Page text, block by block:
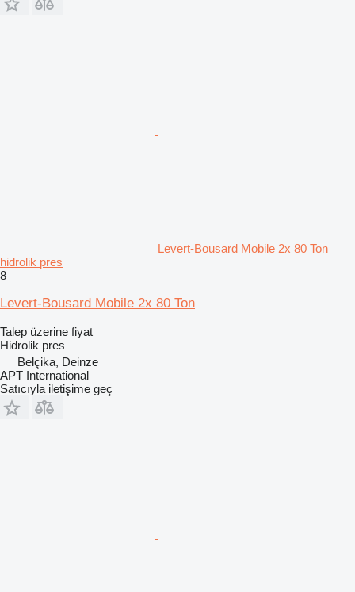
Levert-Bousard Mobile 2x 80 Ton
hidrolik pres
8
Levert-Bousard Mobile 2x 80 Ton
Talep üzerine fiyat
Hidrolik pres
Belçika, Deinze
APT International
Satıcıyla iletişime geç